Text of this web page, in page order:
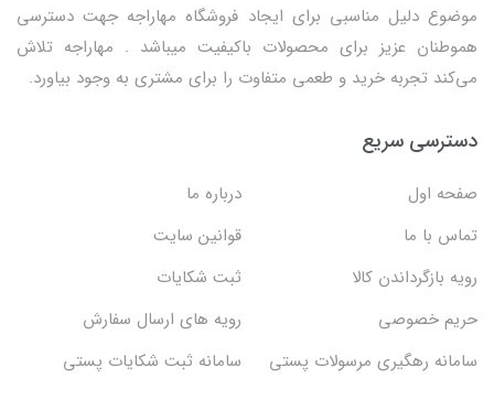
موضوع دلیل مناسبی برای ایجاد فروشگاه مهاراجه جهت دسترسی
هموطنان عزیز برای محصولات باکیفیت میباشد . مهاراجه تلاش
می‌کند تجربه خرید و طعمی متفاوت را برای مشتری به وجود بیاورد.
دسترسی سریع
صفحه اول
درباره ما
تماس با ما
قوانین سایت
رویه بازگرداندن کالا
ثبت شکایات
حریم خصوصی
رویه های ارسال سفارش
سامانه رهگیری مرسولات پستی
سامانه ثبت شکایات پستی